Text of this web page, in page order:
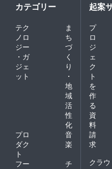
カテゴリー
テク
ノロ
ジー
・ガ
ジェ
ット
ま
ち
づ
く
り
・
地
域
活
性
化
プロ
ダク
ト
音
楽
フー
チ
起案
プ
ロ
ジ
ェ
ク
ト
を
作
る
資
料
請
求
クラ